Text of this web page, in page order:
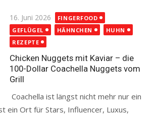
Posted
on
16. Juni 2026
FINGERFOOD
GEFLÜGEL
HÄHNCHEN
HUHN
REZEPTE
Chicken Nuggets mit Kaviar – die
100-Dollar Coachella Nuggets vom
Grill
Coachella ist längst nicht mehr nur ein
ein Ort für Stars, Influencer, Luxus,